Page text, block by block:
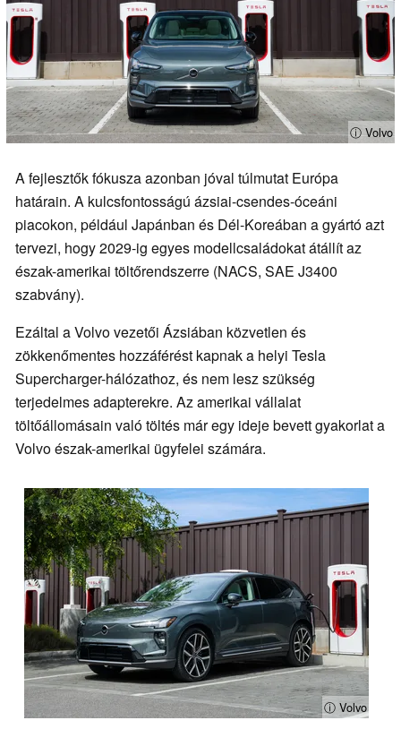
ⓘ Volvo
A fejlesztők fókusza azonban jóval túlmutat Európa
határain. A kulcsfontosságú ázsiai-csendes-óceáni
piacokon, például Japánban és Dél-Koreában a gyártó azt
tervezi, hogy 2029-ig egyes modellcsaládokat átállít az
észak-amerikai töltőrendszerre (NACS, SAE J3400
szabvány).
Ezáltal a Volvo vezetői Ázsiában közvetlen és
zökkenőmentes hozzáférést kapnak a helyi Tesla
Supercharger-hálózathoz, és nem lesz szükség
terjedelmes adapterekre. Az amerikai vállalat
töltőállomásain való töltés már egy ideje bevett gyakorlat a
Volvo észak-amerikai ügyfelei számára.
ⓘ Volvo